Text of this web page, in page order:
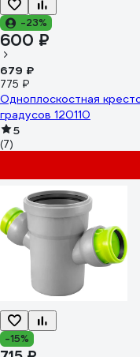
-23%
600 ₽
679 ₽
775 ₽
Одноплоскостная
градусов 120110
5
(7)
-15%